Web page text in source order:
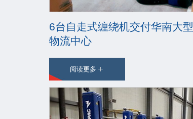
6台自走式缠绕机交付华南大型
物流中心
阅读更多